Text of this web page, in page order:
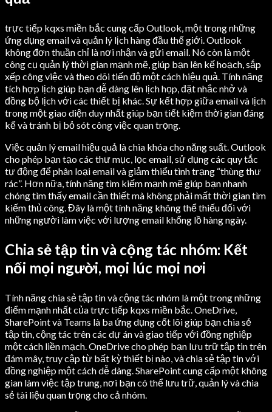
trực tiếp kqxs miền bắc cung cấp Outlook, một trong những
ứng dụng email và quản lý lịch hàng đầu thế giới. Outlook
không đơn thuần chỉ là nơi nhận và gửi email. Nó còn là một
công cụ quản lý thời gian mạnh mẽ, giúp bạn lên kế hoạch, sắp
xếp công việc và theo dõi tiến độ một cách hiệu quả. Tính năng
tích hợp lịch giúp bạn dễ dàng lên lịch họp, đặt nhắc nhở và
đồng bộ lịch với các thiết bị khác. Sự kết hợp giữa email và lịch
trong một giao diện duy nhất giúp bạn tiết kiệm thời gian đáng
kể và tránh bị bỏ sót công việc quan trọng.
Việc quản lý email hiệu quả là chìa khóa cho năng suất. Outlook
cho phép bạn tạo các thư mục, lọc email, sử dụng các quy tắc
tự động để phân loại email và giảm thiểu tình trạng “thùng thư
rác”. Hơn nữa, tính năng tìm kiếm mạnh mẽ giúp bạn nhanh
chóng tìm thấy email cần thiết mà không phải mất thời gian tìm
kiếm thủ công. Đây là một tính năng không thể thiếu đối với
những người làm việc với lượng email khổng lồ hàng ngày.
Chia sẻ tập tin và cộng tác nhóm: Kết
nối mọi người, mọi lúc mọi nơi
Tính năng chia sẻ tập tin và cộng tác nhóm là một trong những
điểm mạnh nhất của trực tiếp kqxs miền bắc. OneDrive,
SharePoint và Teams là ba ứng dụng cốt lõi giúp bạn chia sẻ
tập tin, cộng tác trên các dự án và giao tiếp với đồng nghiệp
một cách liền mạch. OneDrive cho phép bạn lưu trữ tập tin trên
đám mây, truy cập từ bất kỳ thiết bị nào, và chia sẻ tập tin với
đồng nghiệp một cách dễ dàng. SharePoint cung cấp một không
gian làm việc tập trung, nơi bạn có thể lưu trữ, quản lý và chia
sẻ tài liệu quan trọng cho cả nhóm.